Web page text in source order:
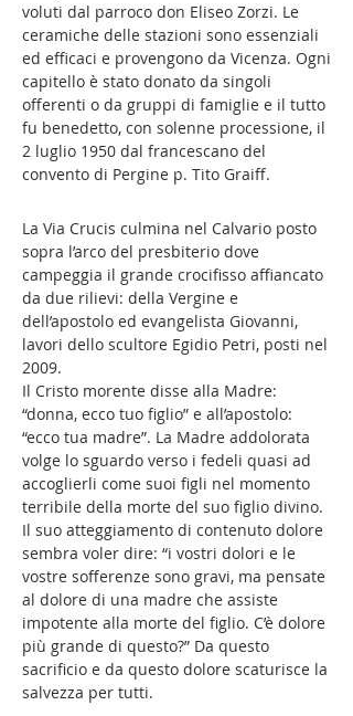
voluti dal parroco don Eliseo Zorzi. Le
ceramiche delle stazioni sono essenziali
ed efficaci e provengono da Vicenza. Ogni
capitello è stato donato da singoli
offerenti o da gruppi di famiglie e il tutto
fu benedetto, con solenne processione, il
2 luglio 1950 dal francescano del
convento di Pergine p. Tito Graiff.
La Via Crucis culmina nel Calvario posto
sopra l’arco del presbiterio dove
campeggia il grande crocifisso affiancato
da due rilievi: della Vergine e
dell’apostolo ed evangelista Giovanni,
lavori dello scultore Egidio Petri, posti nel
2009.
Il Cristo morente disse alla Madre:
“donna, ecco tuo figlio” e all’apostolo:
“ecco tua madre”. La Madre addolorata
volge lo sguardo verso i fedeli quasi ad
accoglierli come suoi figli nel momento
terribile della morte del suo figlio divino.
Il suo atteggiamento di contenuto dolore
sembra voler dire: “i vostri dolori e le
vostre sofferenze sono gravi, ma pensate
al dolore di una madre che assiste
impotente alla morte del figlio. C’è dolore
più grande di questo?” Da questo
sacrificio e da questo dolore scaturisce la
salvezza per tutti.